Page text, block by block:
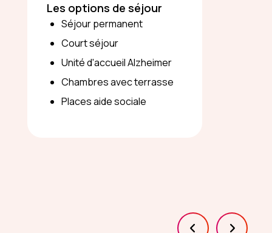
Les options de séjour
Séjour permanent
Court séjour
Unité d'accueil Alzheimer
Chambres avec terrasse
Places aide sociale